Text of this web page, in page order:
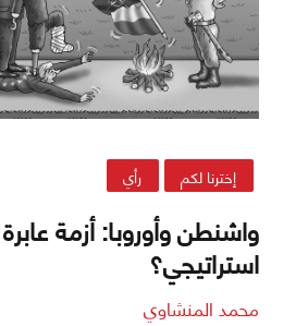
إخترنا لكم رأي
واشنطن وأوروبا: أزمة
استراتيجي؟
محمد المنشاوي